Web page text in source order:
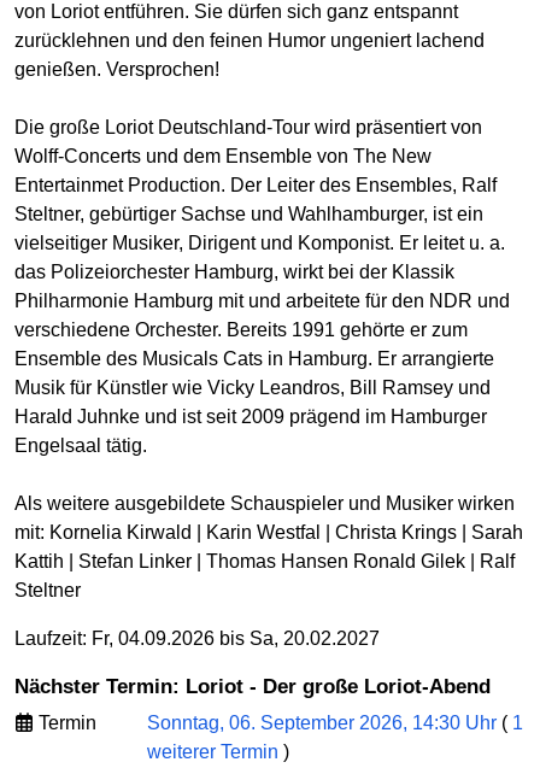
von Loriot entführen. Sie dürfen sich ganz entspannt
zurücklehnen und den feinen Humor ungeniert lachend
genießen. Versprochen!
Die große Loriot Deutschland-Tour wird präsentiert von
Wolff-Concerts und dem Ensemble von The New
Entertainmet Production. Der Leiter des Ensembles, Ralf
Steltner, gebürtiger Sachse und Wahlhamburger, ist ein
vielseitiger Musiker, Dirigent und Komponist. Er leitet u. a.
das Polizeiorchester Hamburg, wirkt bei der Klassik
Philharmonie Hamburg mit und arbeitete für den NDR und
verschiedene Orchester. Bereits 1991 gehörte er zum
Ensemble des Musicals Cats in Hamburg. Er arrangierte
Musik für Künstler wie Vicky Leandros, Bill Ramsey und
Harald Juhnke und ist seit 2009 prägend im Hamburger
Engelsaal tätig.
Als weitere ausgebildete Schauspieler und Musiker wirken
mit: Kornelia Kirwald | Karin Westfal | Christa Krings | Sarah
Kattih | Stefan Linker | Thomas Hansen Ronald Gilek | Ralf
Steltner
Laufzeit: Fr, 04.09.2026 bis Sa, 20.02.2027
Nächster Termin: Loriot - Der große Loriot-Abend
Termin Sonntag, 06. September 2026, 14:30 Uhr ( 1
weiterer Termin )